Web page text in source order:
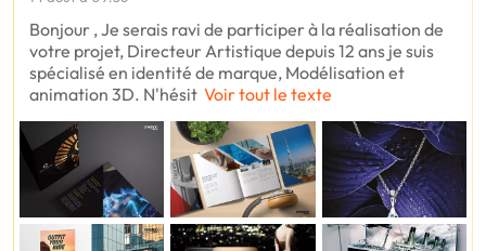
Bonjour , Je serais ravi de participer à la réalisation de
votre projet, Directeur Artistique depuis 12 ans je suis
spécialisé en identité de marque, Modélisation et
animation 3D. N'hésit Voir tout le texte